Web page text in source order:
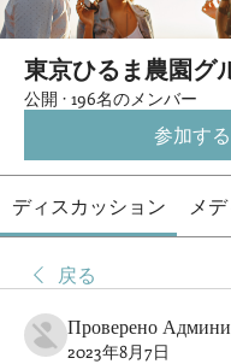
東京ひるま農園グ
公開 · 196名のメンバー
参加する
ディスカッション メ
戻る
Проверено
2023年8月7日